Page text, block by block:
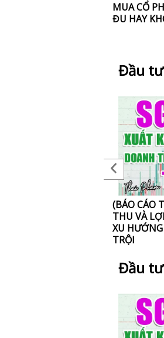
MUA CỔ
ĐU HAY
Đầu tư
(BÁO CÁO
THU VÀ
XU
TRỘI
Đầu tư